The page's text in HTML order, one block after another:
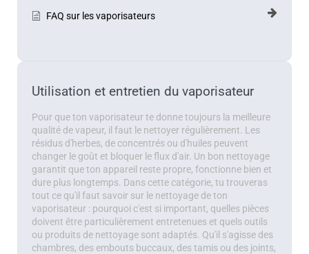
FAQ sur les vaporisateurs
Utilisation et entretien du vaporisateur
Pour que ton vaporisateur te donne toujours la meilleure
qualité de vapeur, il faut le nettoyer régulièrement. Les
résidus d'herbes, de concentrés ou d'huiles peuvent
changer le goût et bloquer le flux d'air. Un bon nettoyage
garantit que ton appareil reste propre, fonctionne bien et
dure plus longtemps. Dans cette catégorie, tu trouveras
tout ce qu'il faut savoir sur le nettoyage de ton
vaporisateur : pourquoi c'est si important, quelles pièces
doivent être particulièrement entretenues et quels outils
ou produits de nettoyage sont adaptés. Qu'il s'agisse des
chambres, des embouts buccaux, des tamis ou des joints,